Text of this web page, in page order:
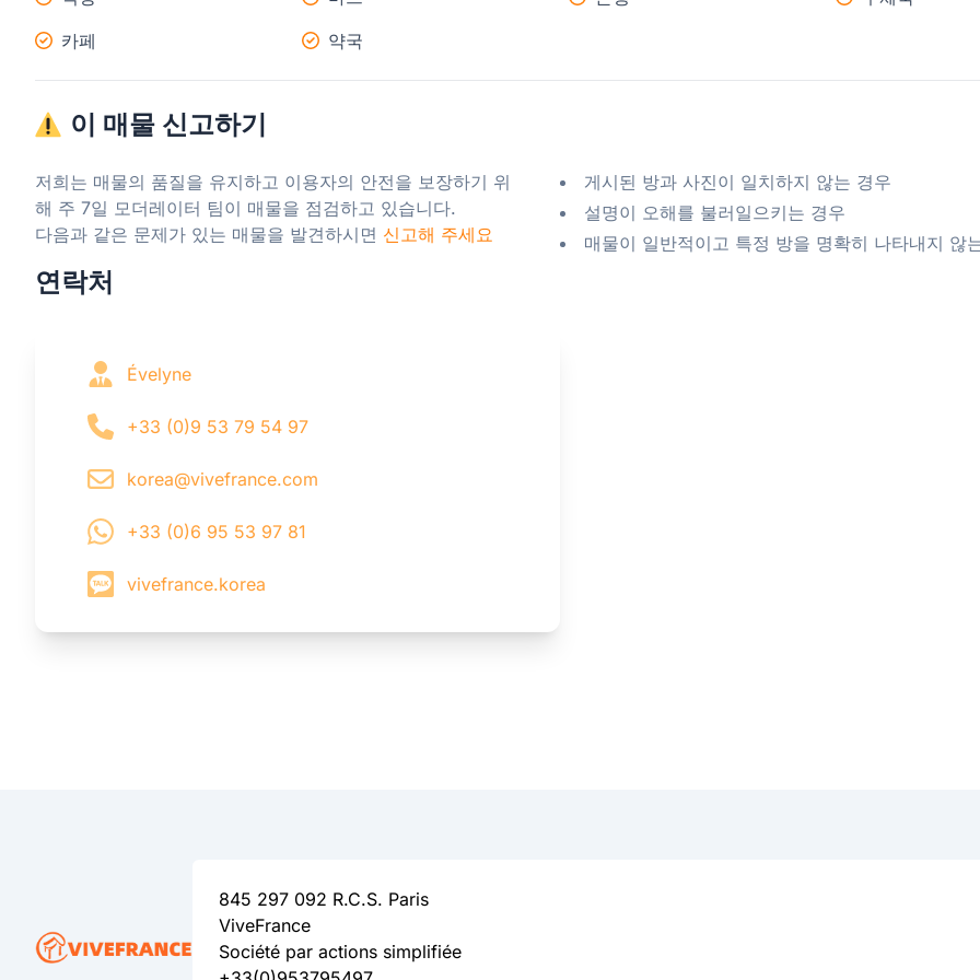
카페
약국
이 매물 신고하기
저희는 매물의 품질을 유지하고 이용자의 안전을 보장하기 위
해 주 7일 모더레이터 팀이 매물을 점검하고 있습니다.
다음과 같은 문제가 있는 매물을 발견하시면 신고해 주세요
게시된 방과 사진이 일치하지 않는 경우
설명이 오해를 불러일으키는 경우
매물이 일반적이고 특정 방을 명확히 나타내지 않
연락처
Évelyne
+33 (0)9 53 79 54 97
korea@vivefrance.com
+33 (0)6 95 53 97 81
vivefrance.korea
845 297 092 R.C.S. Paris
ViveFrance
Société par actions simplifiée